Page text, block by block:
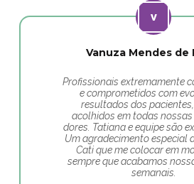
Vanuza Mendes de
Profissionais extremamente
e comprometidos com
resultados dos
acolhidos em todas nossas
dores. Tatiana e equipe são
Um agradecimento especial
Cati que me colocar em
sempre que acabamos
semanais.